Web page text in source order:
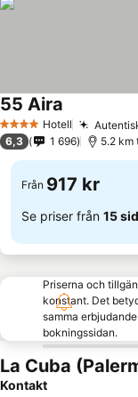
4 StjärnorHotell
55 Aira
6,3 1 696 5.2 km
Från 917 kr
Se priser från 15
Priserna och
konstant. Det
samma
bokningssidan.
La Cuba
Kontakt